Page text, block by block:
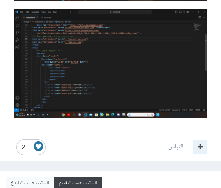
2 اقتباس
الترتيب حسب التقييم الترتيب حسب التاريخ